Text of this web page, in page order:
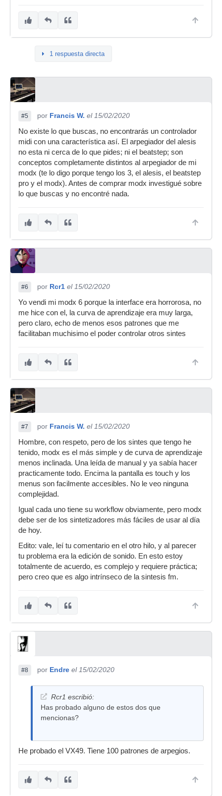
1 respuesta directa
#5 por Francis W. el 15/02/2020
No existe lo que buscas, no encontrarás un controlador
midi con una característica así. El arpegiador del alesis
no esta ni cerca de lo que pides; ni el beatstep; son
conceptos completamente distintos al arpegiador de mi
modx (te lo digo porque tengo los 3, el alesis, el beatstep
pro y el modx). Antes de comprar modx investigué sobre
lo que buscas y no encontré nada.
#6 por Rcr1 el 15/02/2020
Yo vendi mi modx 6 porque la interface era horrorosa, no
me hice con el, la curva de aprendizaje era muy larga,
pero claro, echo de menos esos patrones que me
facilitaban muchisimo el poder controlar otros sintes
#7 por Francis W. el 15/02/2020
Hombre, con respeto, pero de los sintes que tengo he
tenido, modx es el más simple y de curva de aprendizaje
menos inclinada. Una leída de manual y ya sabía hacer
practicamente todo. Encima la pantalla es touch y los
menus son facilmente accesibles. No le veo ninguna
complejidad.
Igual cada uno tiene su workflow obviamente, pero modx
debe ser de los sintetizadores más fáciles de usar al día
de hoy.
Edito: vale, leí tu comentario en el otro hilo, y al parecer
tu problema era la edición de sonido. En esto estoy
totalmente de acuerdo, es complejo y requiere práctica;
pero creo que es algo intrínseco de la sintesis fm.
#8 por Endre el 15/02/2020
Rcr1 escribió:
Has probado alguno de estos dos que
mencionas?
He probado el VX49. Tiene 100 patrones de arpegios.